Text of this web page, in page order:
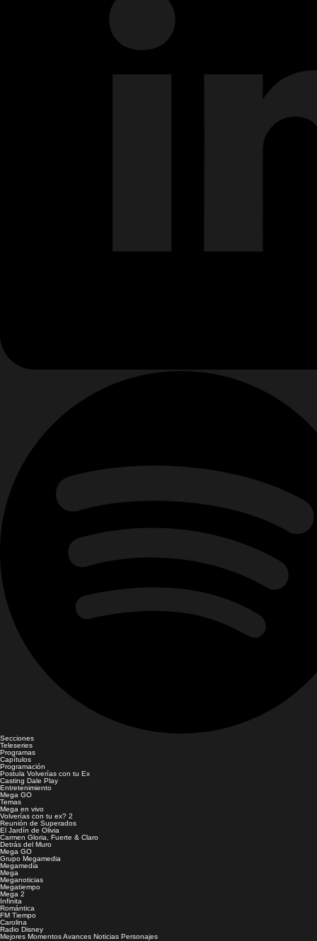
Secciones
Teleseries
Programas
Capítulos
Programación
Postula Volverías con tu Ex
Casting Dale Play
Entretenimiento
Mega GO
Temas
Mega en vivo
Volverías con tu ex? 2
Reunión de Superados
El Jardín de Olivia
Carmen Gloria, Fuerte & Claro
Detrás del Muro
Mega GO
Grupo Megamedia
Megamedia
Mega
Meganoticias
Megatiempo
Mega 2
Infinita
Romántica
FM Tiempo
Carolina
Radio Disney
Mejores MomentosAvances Noticias Personajes